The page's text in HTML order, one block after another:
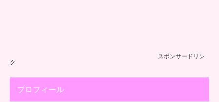
スポンサードリン
ク
プロフィール